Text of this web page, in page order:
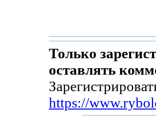
Только
оставлять
https://